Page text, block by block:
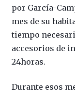
por García-
mes de su
tiempo
accesorios de
24horas.
Durante esos